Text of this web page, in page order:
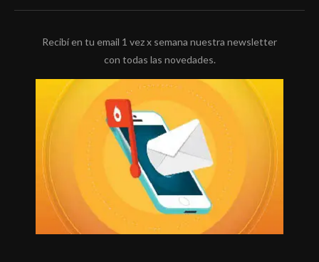
Recibí en tu email 1 vez x semana nuestra newsletter
con todas las novedades.